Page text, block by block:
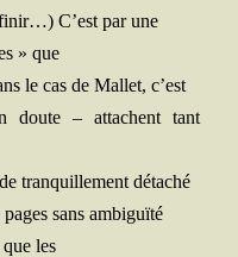
C’est par une
» que
le cas de Mal­let, c’est
doute – attachent tant
tran­quille­ment détaché
sans ambiguïté
les